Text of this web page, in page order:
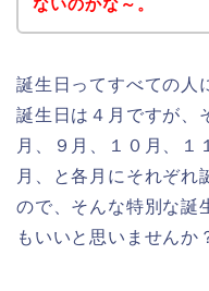
ないのかな～。
誕生日ってすべての人
誕生日は４月ですが、
月、９月、１０月、１
月、と各月にそれぞれ
ので、そんな特別な誕
もいいと思いませんか